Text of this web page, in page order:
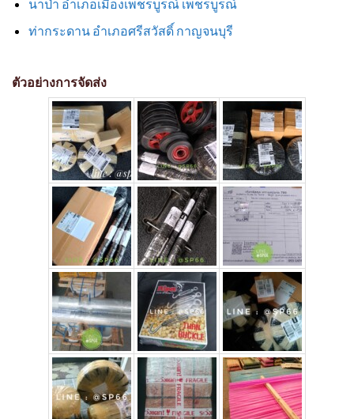
นาป่า อำเภอเมืองเพชรบูรณ์ เพชรบูรณ์
ท่ากระดาน อำเภอศรีสวัสดิ์ กาญจนบุรี
ตัวอย่างการจัดส่ง